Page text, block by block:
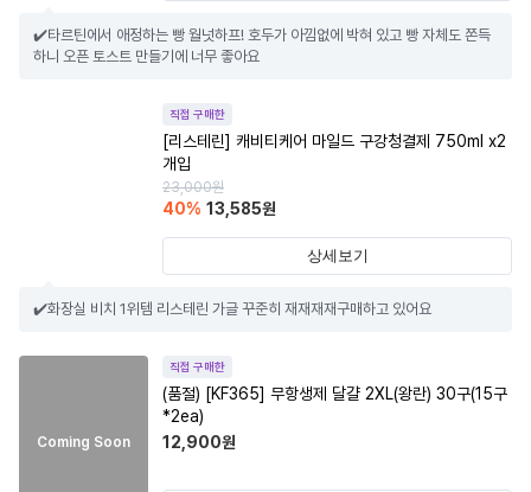
✔️타르틴에서 애정하는 빵 월넛하프! 호두가 아낌없에 박혀 있고 빵 자체도 쫀득
하니 오픈 토스트 만들기에 너무 좋아요
직접 구매한
[리스테린] 캐비티케어 마일드 구강청결제 750ml x2
개입
23,000원
40% 13,585원
상세보기
✔️화장실 비치 1위템 리스테린 가글 꾸준히 재재재재구매하고 있어요
Coming Soon
직접 구매한
(품절) [KF365] 무항생제 달걀 2XL(왕란) 30구(15구
*2ea)
12,900원